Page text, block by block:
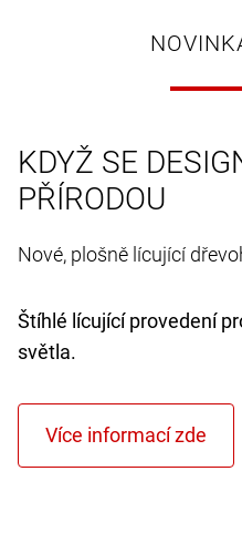
KDYŽ SE
PŘÍRODOU
Nové, plošně lícující
Štíhlé lícující provedení
světla.